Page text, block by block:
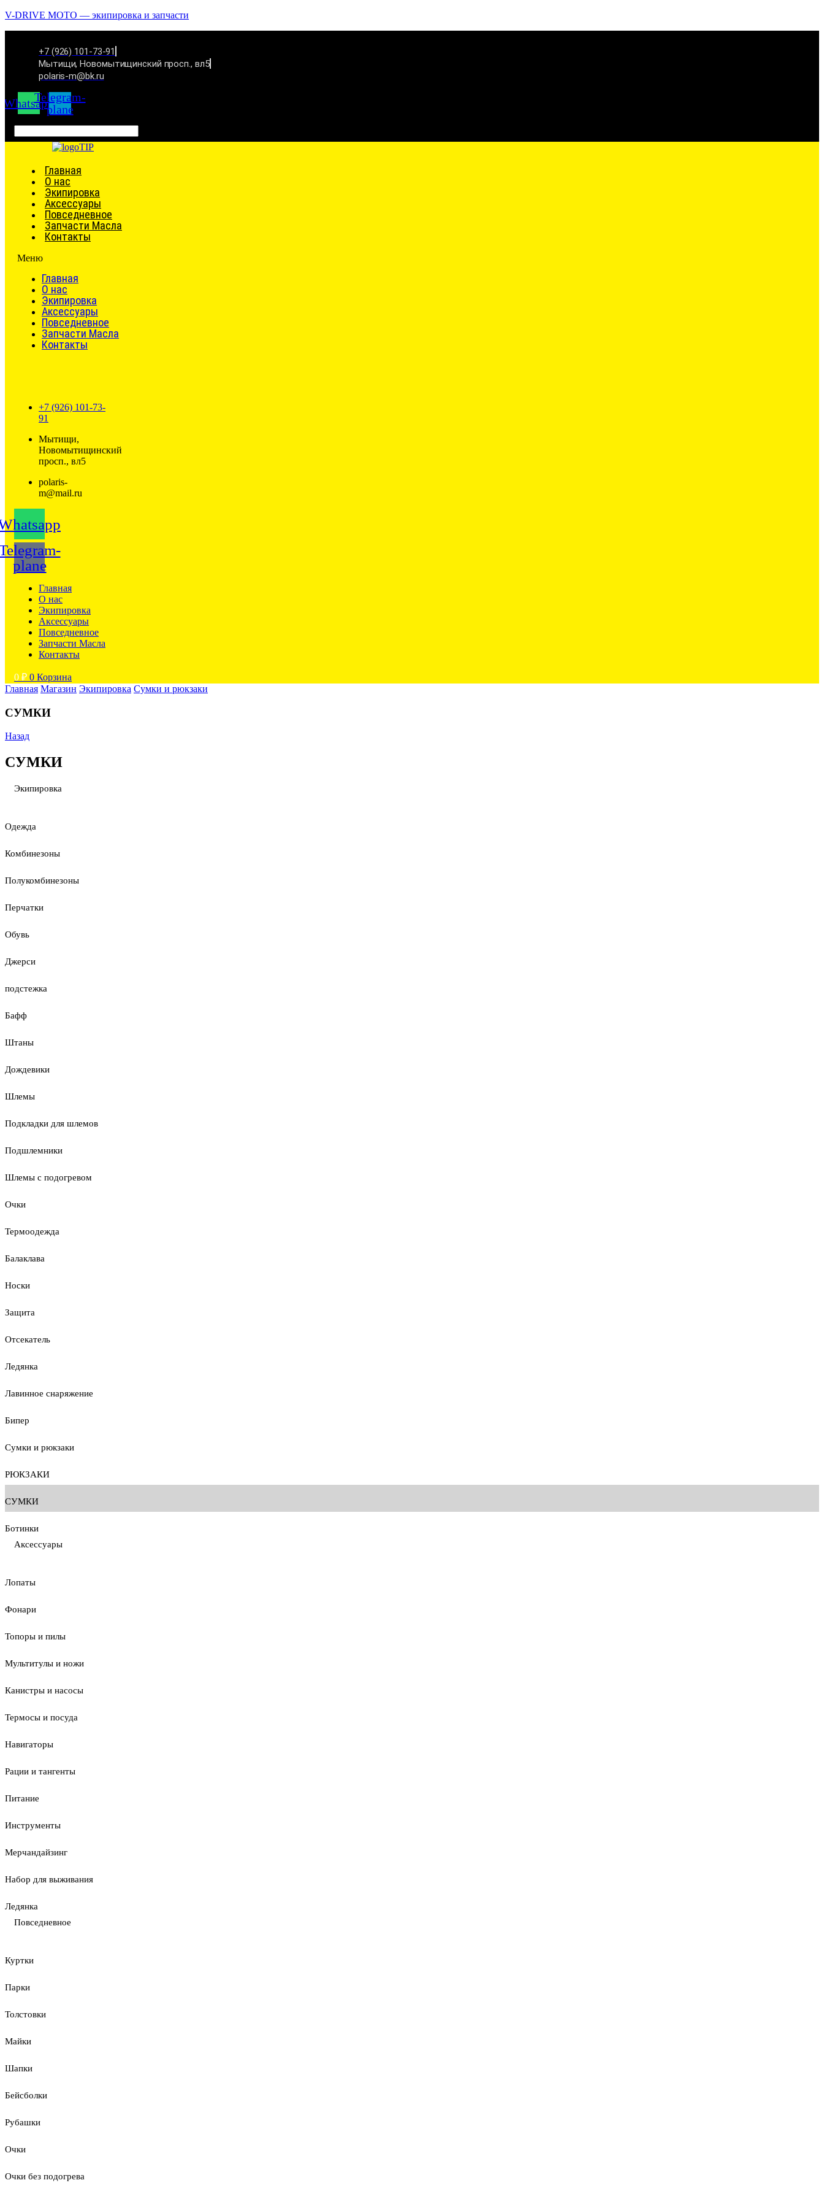
V-DRIVE MOTO — экипировка и запчасти
+7 (926) 101-73-91
Мытищи, Новомытищинский просп., вл5
polaris-m@bk.ru
WhatsappTelegram-
plane
Связаться
Главная
О нас
Экипировка
Аксессуары
Повседневное
Запчасти Масла
Контакты
Меню
Главная
О нас
Экипировка
Аксессуары
Повседневное
Запчасти Масла
Контакты
+7 (926) 101-73-
91
Мытищи,
Новомытищинский
просп., вл5
polaris-
m@mail.ru
plane
Главная
О нас
Экипировка
Аксессуары
Повседневное
Запчасти Масла
Контакты
0 ₽ 0 Корзина
Главная Магазин Экипировка Сумки и рюкзаки
СУМКИ
Назад
СУМКИ
Экипировка
Одежда
Комбинезоны
Полукомбинезоны
Перчатки
Обувь
Джерси
подстежка
Бафф
Штаны
Дождевики
Шлемы
Подкладки для шлемов
Подшлемники
Шлемы с подогревом
Очки
Термоодежда
Балаклава
Носки
Защита
Отсекатель
Ледянка
Лавинное снаряжение
Бипер
Сумки и рюкзаки
РЮКЗАКИ
СУМКИ
Ботинки
Аксессуары
Лопаты
Фонари
Топоры и пилы
Мультитулы и ножи
Канистры и насосы
Термосы и посуда
Навигаторы
Рации и тангенты
Питание
Инструменты
Мерчандайзинг
Набор для выживания
Ледянка
Повседневное
Куртки
Парки
Толстовки
Майки
Шапки
Бейсболки
Рубашки
Очки
Очки без подогрева